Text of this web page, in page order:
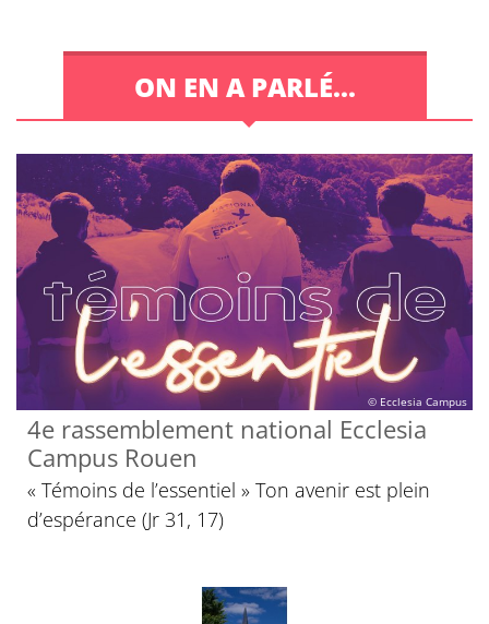
ON EN A PARLÉ...
© Ecclesia Campus
4e rassemblement national Ecclesia
Campus Rouen
« Témoins de l’essentiel » Ton avenir est plein
d’espérance (Jr 31, 17)